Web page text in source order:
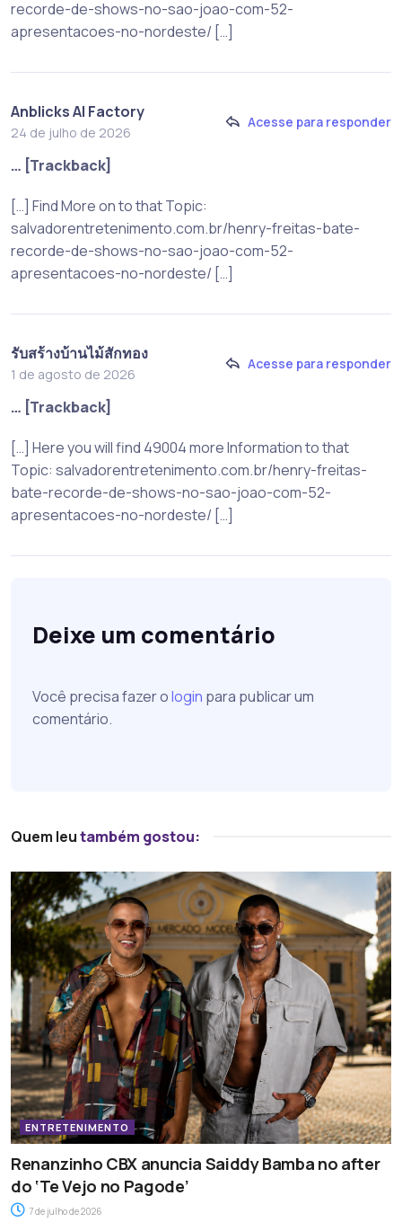
recorde-de-shows-no-sao-joao-com-52-
apresentacoes-no-nordeste/ […]
Anblicks AI Factory
24 de julho de 2026
Acesse para responder
… [Trackback]
[…] Find More on to that Topic:
salvadorentretenimento.com.br/henry-freitas-bate-
recorde-de-shows-no-sao-joao-com-52-
apresentacoes-no-nordeste/ […]
รับสร้างบ้านไม้สักทอง
1 de agosto de 2026
Acesse para responder
… [Trackback]
[…] Here you will find 49004 more Information to that
Topic: salvadorentretenimento.com.br/henry-freitas-
bate-recorde-de-shows-no-sao-joao-com-52-
apresentacoes-no-nordeste/ […]
Deixe um comentário
Você precisa fazer ologin para publicar um
comentário.
Quem leutambém gostou:
ENTRETENIMENTO
Renanzinho CBX anuncia Saiddy Bamba no after
do ‘Te Vejo no Pagode’
7 de julho de 2026